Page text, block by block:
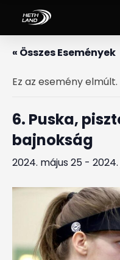
« Összes Események
Ez az esemény elmúlt.
6. Puska,
bajnokság
2024. május 25 -